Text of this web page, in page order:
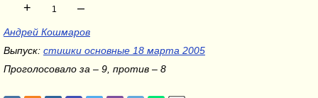
+
1 –
Андрей Кошмаров
Выпуск: стишки основные 18 марта 2005
Проголосовало за – 9, против – 8